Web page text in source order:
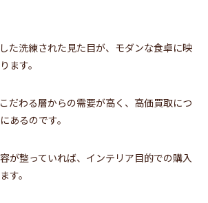
た洗練された見た目が、モダンな食卓に映
ます。
だわる層からの需要が高く、高価買取につ
あるのです。
が整っていれば、インテリア目的での購入
す。